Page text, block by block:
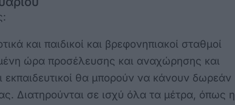
και παιδικοί και βρεφονηπιακοί σταθμοί
ώρα προσέλευσης και αναχώρησης και
θα μπορούν να κάνουν δωρεάν
Διατηρούνται σε ισχύ όλα τα μέτρα, όπως η